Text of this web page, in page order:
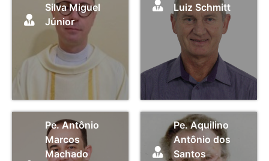
Silva Miguel
Júnior
Luiz Schmitt
Pe. Antônio
Marcos
Machado
Pe. Aquilino
Antônio dos
Santos